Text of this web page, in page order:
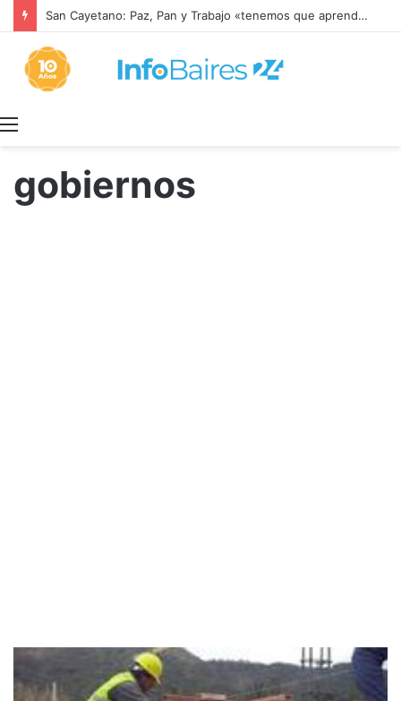
San Cayetano: Paz, Pan y Trabajo «tenemos que aprender a dialogar y a tratarnos bien» Mons. García Cuerva
gobiernos